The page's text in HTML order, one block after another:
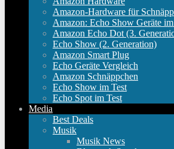
Amazon-Hardware für
Amazon: Echo Show Geräte
Amazon Echo Dot (3.
Echo Show (2. Generation)
Amazon Smart Plug
Echo Geräte Vergleich
Amazon Schnäppchen
Echo Show im Test
Echo Spot im Test
Media
Best Deals
Musik
Musik News